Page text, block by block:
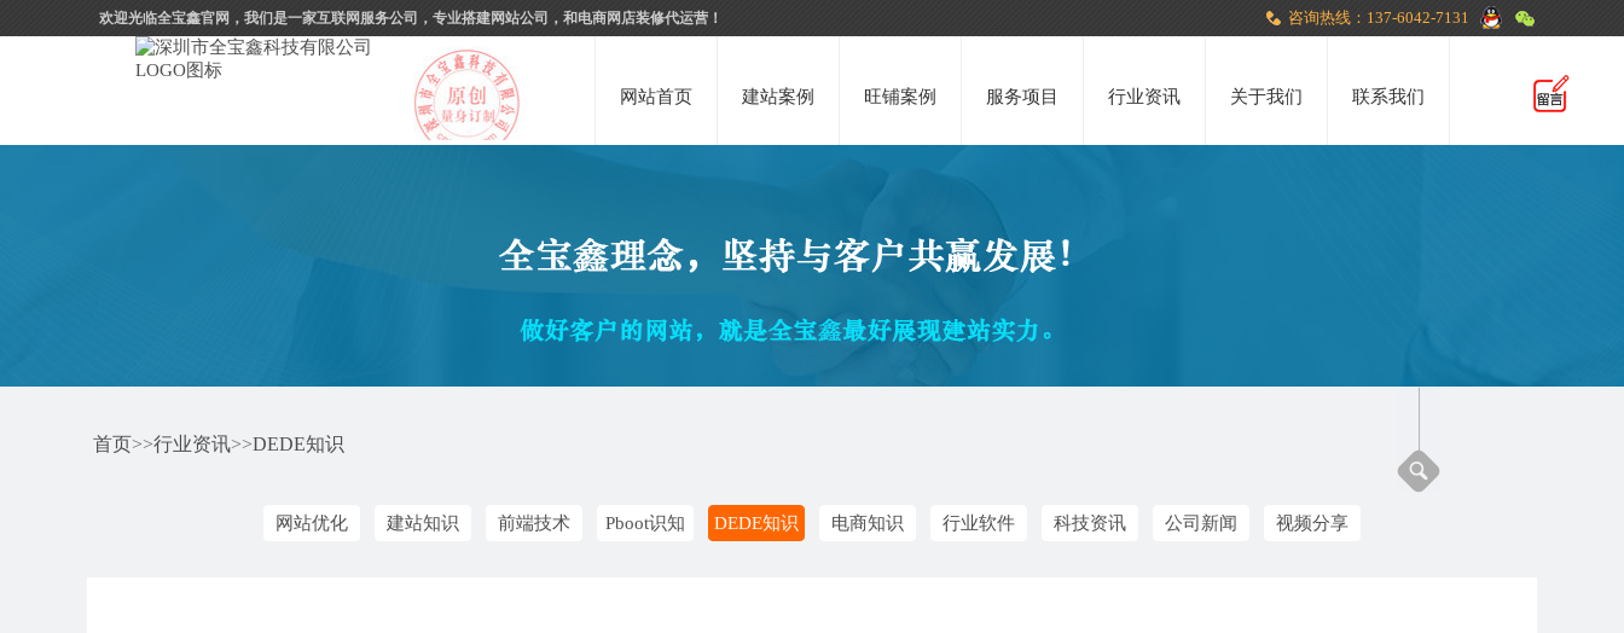
欢迎光临全宝鑫官网，我们是一家互联网服务公司，专业搭建网站公司，和电商网店装修代运营！ 咨询热线：137-6042-7131
网站首页 建站案例 旺铺案例 服务项目 行业资讯 关于我们 联系我们
首页>>行业资讯>>DEDE知识
网站优化 建站知识 前端技术 Pboot识知 DEDE知识 电商知识 行业软件 科技资讯 公司新闻 视频分享